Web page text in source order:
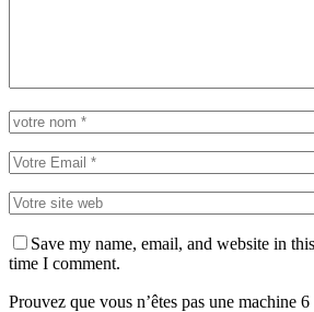
Save my name, email, and website in
time I comment.
Prouvez que vous n’êtes pas une machine 6